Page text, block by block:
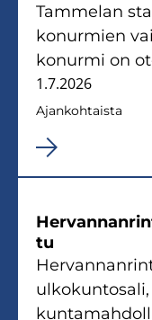
Tam­me­lan
ko­nur­mien
ko­nur­mi on
1.7.2026
Ajan­koh­tais­ta
tu